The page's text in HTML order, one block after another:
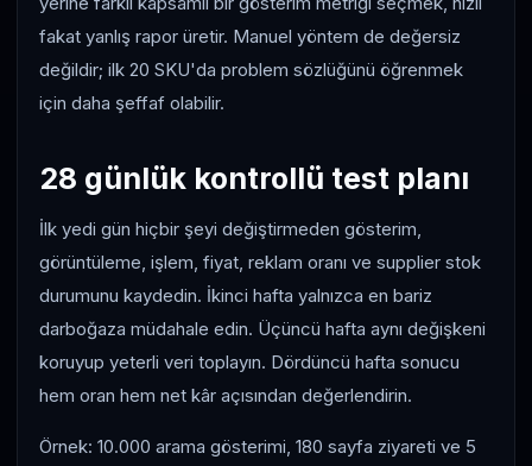
fakat yanlış rapor üretir. Manuel yöntem de değersiz
değildir; ilk 20 SKU'da problem sözlüğünü öğrenmek
için daha şeffaf olabilir.
28 günlük kontrollü test planı
İlk yedi gün hiçbir şeyi değiştirmeden gösterim,
görüntüleme, işlem, fiyat, reklam oranı ve supplier stok
durumunu kaydedin. İkinci hafta yalnızca en bariz
darboğaza müdahale edin. Üçüncü hafta aynı değişkeni
koruyup yeterli veri toplayın. Dördüncü hafta sonucu
hem oran hem net kâr açısından değerlendirin.
Örnek: 10.000 arama gösterimi, 180 sayfa ziyareti ve 5